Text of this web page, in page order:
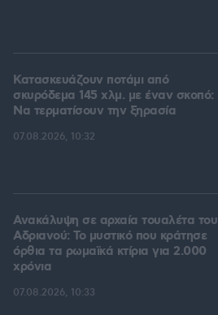
Κατασκευάζουν ποτάμι από
σκυρόδεμα 145 χλμ. με έναν σκοπό:
Να τερματίσουν την ξηρασία
07.08.2026, 10:32
Ανακάλυψη σε αρχαία τουαλέτα του
Αδριανού: Το μυστικό που κράτησε
όρθια τα ρωμαϊκά κτίρια για 2.000
χρόνια
07.08.2026, 10:33